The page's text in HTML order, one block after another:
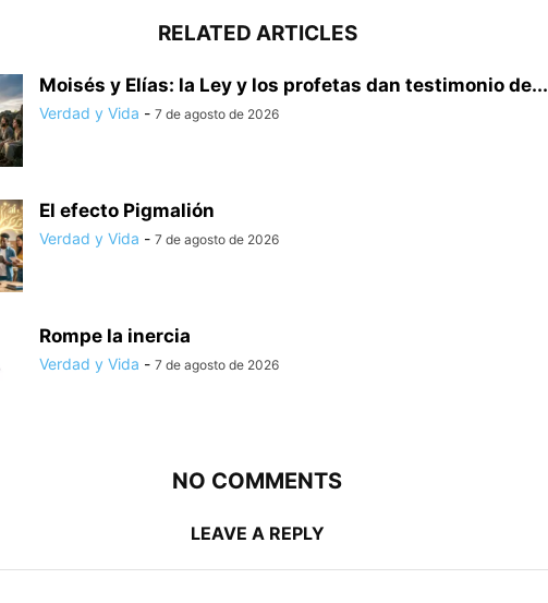
RELATED ARTICLES
Moisés y Elías: la Ley y los profetas dan testimonio de...
Verdad y Vida - 7 de agosto de 2026
El efecto Pigmalión
Verdad y Vida - 7 de agosto de 2026
Rompe la inercia
Verdad y Vida - 7 de agosto de 2026
NO COMMENTS
LEAVE A REPLY